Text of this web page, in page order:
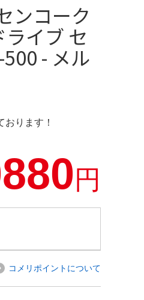
ンコーク
イブ セ
- メル
ります！
円
コメリポイントについて